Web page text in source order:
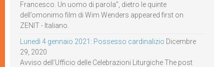
Francesco. Un uomo di parola”, dietro le quinte
dell’omonimo film di Wim Wenders appeared first on
ZENIT - Italiano.
Lunedì 4 gennaio 2021: Possesso cardinalizio Dicembre
29, 2020
Avviso dell’Ufficio delle Celebrazioni Liturgiche The post